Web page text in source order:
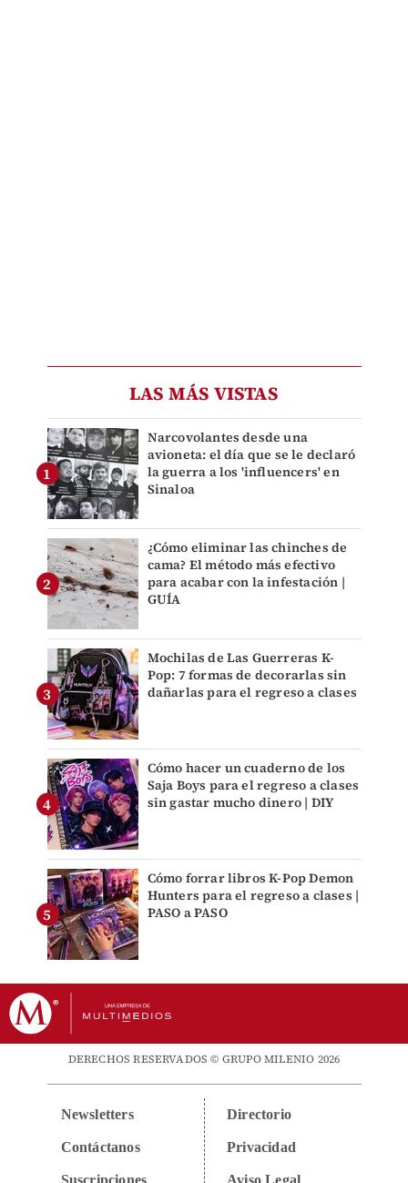
LAS MÁS VISTAS
Narcovolantes desde una
avioneta: el día que se le declaró
la guerra a los 'influencers' en
Sinaloa
¿Cómo eliminar las chinches de
cama? El método más efectivo
para acabar con la infestación |
GUÍA
Mochilas de Las Guerreras K-
Pop: 7 formas de decorarlas sin
dañarlas para el regreso a clases
Cómo hacer un cuaderno de los
Saja Boys para el regreso a clases
sin gastar mucho dinero | DIY
Cómo forrar libros K-Pop Demon
Hunters para el regreso a clases |
PASO a PASO
DERECHOS RESERVADOS © GRUPO MILENIO 2026
Newsletters
Contáctanos
Suscripciones
Directorio
Privacidad
Aviso Legal